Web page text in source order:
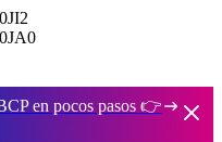
en pocos pasos 👉